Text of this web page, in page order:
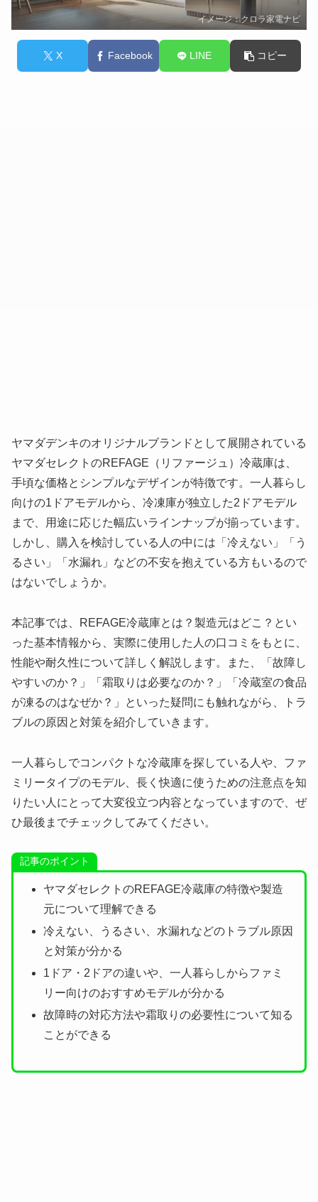
イメージ：クロラ家電ナビ
X Facebook LINE コピー
ヤマダデンキのオリジナルブランドとして展開されている
ヤマダセレクトのREFAGE（リファージュ）冷蔵庫は、
手頃な価格とシンプルなデザインが特徴です。一人暮らし
向けの1ドアモデルから、冷凍庫が独立した2ドアモデル
まで、用途に応じた幅広いラインナップが揃っています。
しかし、購入を検討している人の中には「冷えない」「う
るさい」「水漏れ」などの不安を抱えている方もいるので
はないでしょうか。
本記事では、REFAGE冷蔵庫とは？製造元はどこ？とい
った基本情報から、実際に使用した人の口コミをもとに、
性能や耐久性について詳しく解説します。また、「故障し
やすいのか？」「霜取りは必要なのか？」「冷蔵室の食品
が凍るのはなぜか？」といった疑問にも触れながら、トラ
ブルの原因と対策を紹介していきます。
一人暮らしでコンパクトな冷蔵庫を探している人や、ファ
ミリータイプのモデル、長く快適に使うための注意点を知
りたい人にとって大変役立つ内容となっていますので、ぜ
ひ最後までチェックしてみてください。
記事のポイント
ヤマダセレクトのREFAGE冷蔵庫の特徴や製造
元について理解できる
冷えない、うるさい、水漏れなどのトラブル原因
と対策が分かる
1ドア・2ドアの違いや、一人暮らしからファミ
リー向けのおすすめモデルが分かる
故障時の対応方法や霜取りの必要性について知る
ことができる